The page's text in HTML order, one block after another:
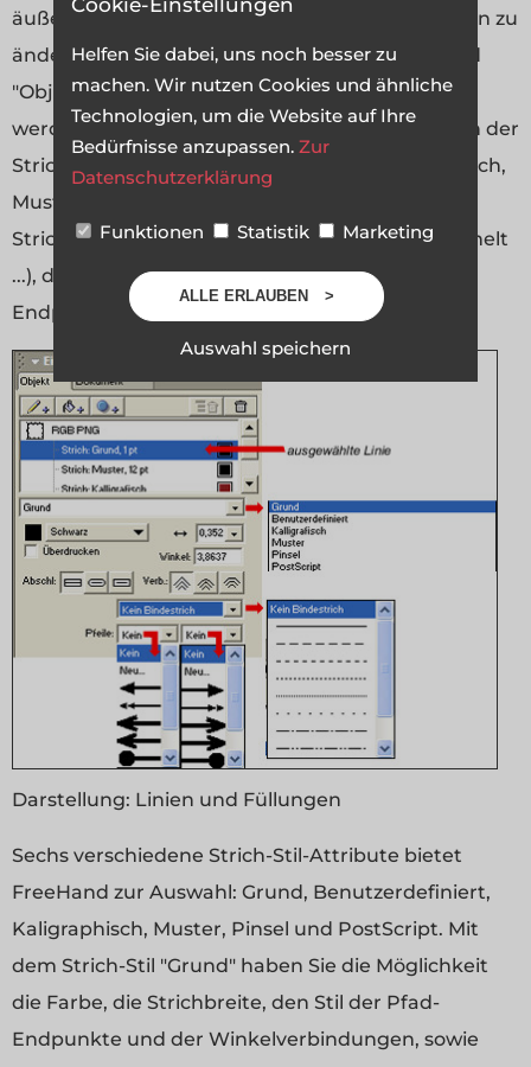
äußere Linien hinzufügen. Um die Strichoptionen zu
ändern wird die gewünschte Linie im Bedienfeld
"Objekte" ausgewählt und kann darin verändert
werden. Ändern lässt sich neben der Farbe auch der
Strich-Stil (Grund, Benutzerdefiniert, Kaligraphisch,
Muster, Pinsel und PostScript). Aber auch die
Strichstärke ?, Linienart (durchgezogen, gestrichelt
...), die Winkel, Verbindungsoption und die
Endpunkte der Linien lassen sich hier einstellen.
Darstellung: Linien und Füllungen
Sechs verschiedene Strich-Stil-Attribute bietet
FreeHand zur Auswahl: Grund, Benutzerdefiniert,
Kaligraphisch, Muster, Pinsel und PostScript. Mit
dem Strich-Stil "Grund" haben Sie die Möglichkeit
die Farbe, die Strichbreite, den Stil der Pfad-
Endpunkte und der Winkelverbindungen, sowie
Cookie-Einstellungen
Helfen Sie dabei, uns noch besser zu
machen. Wir nutzen Cookies und ähnliche
Technologien, um die Website auf Ihre
Bedürfnisse anzupassen. Zur
Datenschutzerklärung
Funktionen Statistik Marketing
ALLE ERLAUBEN
Auswahl speichern